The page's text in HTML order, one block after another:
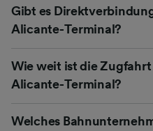
Gibt es
Alicante-Terminal?
Wie weit ist die Zugfahrt
Alicante-Terminal?
Welches